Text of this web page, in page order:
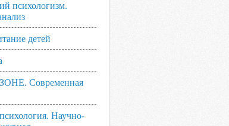
психологизм.
детей
Современная
Научно-